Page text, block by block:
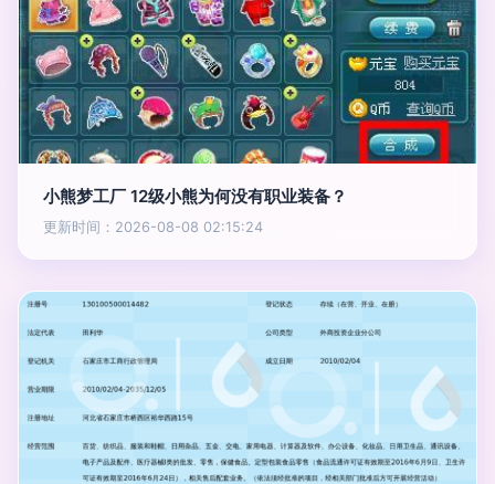
小熊梦工厂 12级小熊为何没有职业装备？
更新时间：2026-08-08 02:15:24